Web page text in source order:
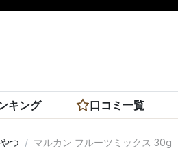
キング 口コミ一覧
つ マルカン フルーツミックス 30g